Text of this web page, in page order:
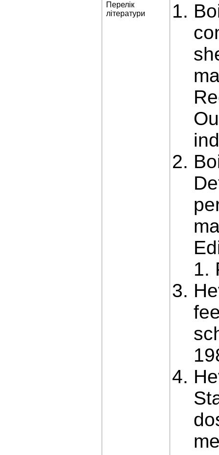
Перелік
літератури
1.